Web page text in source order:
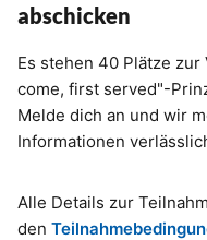
abschicken
Es stehen 40 Plätze
come, first served"-
Melde dich an und wir
Informationen
Alle Details zur
den